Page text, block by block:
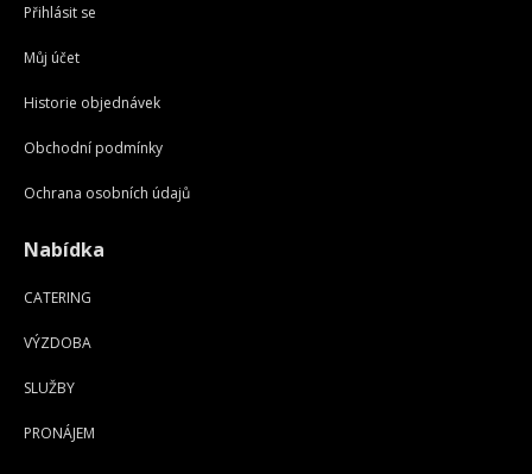
Přihlásit se
Můj účet
Historie objednávek
Obchodní podmínky
Ochrana osobních údajů
Nabídka
CATERING
VÝZDOBA
SLUŽBY
PRONÁJEM